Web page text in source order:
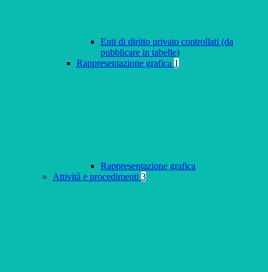
Enti di diritto privato controllati (da
pubblicare in tabelle)
Rappresentazione grafica 1
Rappresentazione grafica
Attività e procedimenti 3